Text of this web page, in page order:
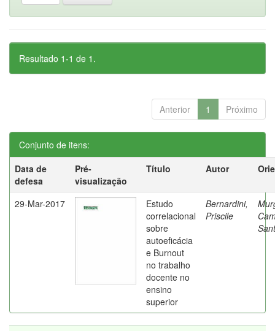
Resultado 1-1 de 1.
Anterior 1 Próximo
Conjunto de itens:
Data de
defesa
Pré-
visualização
Título Autor
29-Mar-2017
Estudo
correlacional
sobre
autoeficácia
e Burnout
no trabalho
docente no
ensino
superior
Bernardini,
Priscile